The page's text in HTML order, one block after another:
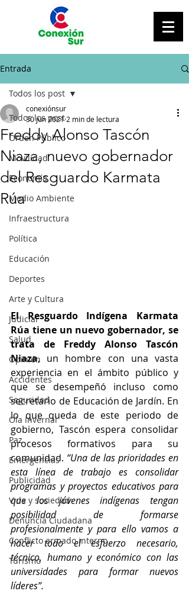
Entrada
Todos los post
Orden Público
Movilidad
Economía
Medio Ambiente
Infraestructura
Política
Educación
Deportes
Arte y Cultura
Judicial
Salud
Opinión
Accidentes
Seguridad
Ola Invernal
Paz
Emergencias
Publicidad
Vida y sociedad
Denuncia Ciudadana
Conflicto armado interno
Turismo
Todos los post
Freddy Alonso Tascón
Niaza, nuevo gobernador
del Resguardo Karmata
Rúa
conexiónsur
30 jun 2021 2 min de lectura
El Resguardo Indígena Karmata
Rúa tiene un nuevo gobernador, se
trata de Freddy Alonso Tascón
Niaza, un hombre con una vasta
experiencia en el ámbito público y
que se desempeñó incluso como
secretario de Educación de Jardín. En
lo que queda de este periodo de
gobierno, Tascón espera consolidar
procesos formativos para su
comunidad. “Una de las prioridades en
esta línea de trabajo es consolidar
programas y proyectos educativos para
que los jóvenes indígenas tengan
posibilidad de formarse
profesionalmente y para ello vamos a
hacer todo el esfuerzo necesario,
técnico, humano y económico con las
universidades para formar nuevos
líderes”.